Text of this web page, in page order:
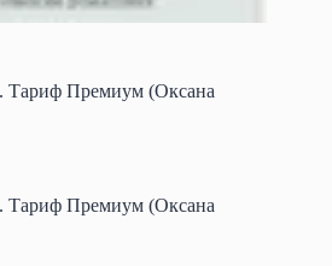
Тариф Премиум (Оксана
Тариф Премиум (Оксана